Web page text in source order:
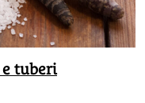
tuberi